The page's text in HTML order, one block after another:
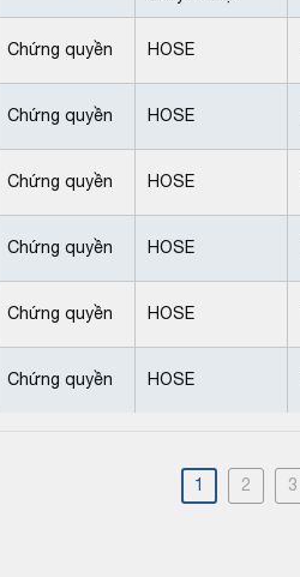
Chứng quyền HOSE
Chứng quyền HOSE
Chứng quyền HOSE
Chứng quyền HOSE
Chứng quyền HOSE
Chứng quyền HOSE
1 2 3